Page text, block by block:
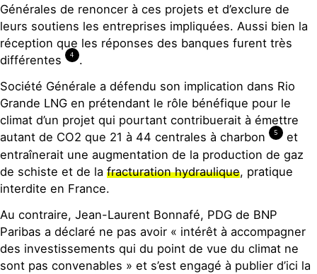
Générales de renoncer à ces projets et d’exclure de
leurs soutiens les entreprises impliquées. Aussi bien la
réception que les réponses des banques furent très
différentes
4
.
Société Générale a défendu son implication dans Rio
Grande LNG en prétendant le rôle bénéfique pour le
climat d’un projet qui pourtant contribuerait à émettre
autant de CO2 que 21 à 44 centrales à charbon
5
et
entraînerait une augmentation de la production de gaz
de schiste et de la fracturation hydraulique, pratique
interdite en France.
Au contraire, Jean-Laurent Bonnafé, PDG de BNP
Paribas a déclaré ne pas avoir « intérêt à accompagner
des investissements qui du point de vue du climat ne
sont pas convenables » et s’est engagé à publier d’ici la